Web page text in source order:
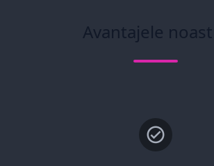
Avantajele